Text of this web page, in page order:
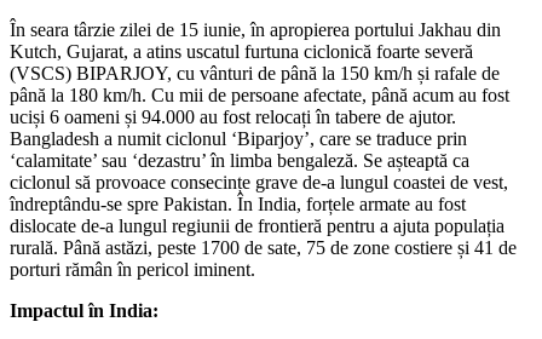
În seara târzie zilei de 15 iunie, în apropierea portului Jakhau din
Kutch, Gujarat, a atins uscatul furtuna ciclonică foarte severă
(VSCS) BIPARJOY, cu vânturi de până la 150 km/h și rafale de
până la 180 km/h. Cu mii de persoane afectate, până acum au fost
uciși 6 oameni și 94.000 au fost relocați în tabere de ajutor.
Bangladesh a numit ciclonul ‘Biparjoy’, care se traduce prin
‘calamitate’ sau ‘dezastru’ în limba bengaleză. Se așteaptă ca
ciclonul să provoace consecințe grave de-a lungul coastei de vest,
îndreptându-se spre Pakistan. În India, forțele armate au fost
dislocate de-a lungul regiunii de frontieră pentru a ajuta populația
rurală. Până astăzi, peste 1700 de sate, 75 de zone costiere și 41 de
porturi rămân în pericol iminent.
Impactul în India: